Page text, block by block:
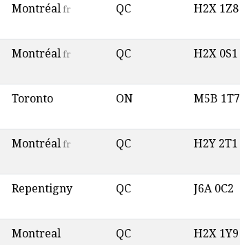
Montréalfr QC H2X 1Z8
Montréalfr QC H2X 0S1
Toronto ON M5B 1T7
Montréalfr QC H2Y 2T1
Repentigny QC J6A 0C2
Montreal QC H2X 1Y9